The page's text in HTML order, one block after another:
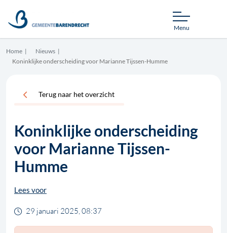
Menu
Home
Nieuws
Koninklijke onderscheiding voor Marianne Tijssen-Humme
Terug naar het overzicht
Koninklijke onderscheiding
voor Marianne Tijssen-
Humme
Lees voor
29 januari 2025, 08:37